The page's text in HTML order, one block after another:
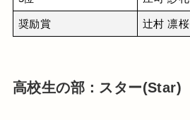
奨励賞 辻村 凛桜
高校生の部：スター(Star)